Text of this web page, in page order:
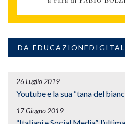
DA
26 Luglio 2019
Youtube e la sua “tana del
17 Giugno 2019